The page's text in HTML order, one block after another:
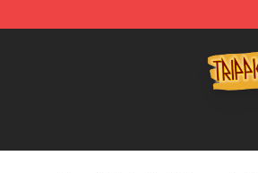
Trippie Redd Store - Official